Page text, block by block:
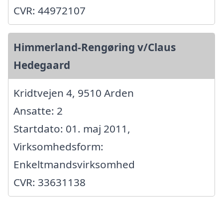
CVR: 44972107
Himmerland-Rengøring v/Claus
Hedegaard
Kridtvejen 4, 9510 Arden
Ansatte: 2
Startdato: 01. maj 2011,
Virksomhedsform:
Enkeltmandsvirksomhed
CVR: 33631138